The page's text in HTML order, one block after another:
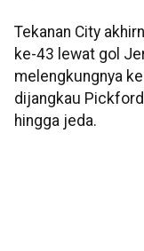
Tekanan City
ke-43 lewat gol
melengkungnya
dijangkau
hingga jeda.